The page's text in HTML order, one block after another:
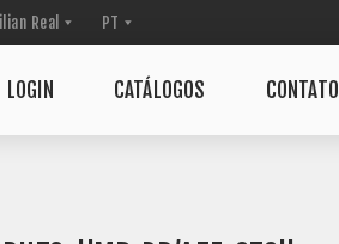
LOGIN CATÁLOGOS CONTATO